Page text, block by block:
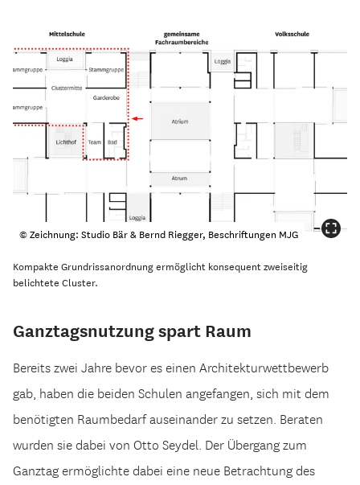
© Zeichnung: Studio Bär & Bernd Riegger, Beschriftungen MJG
Kompakte Grundrissanordnung ermöglicht konsequent zweiseitig
belichtete Cluster.
Ganztagsnutzung spart Raum
Bereits zwei Jahre bevor es einen Architekturwettbewerb
gab, haben die beiden Schulen angefangen, sich mit dem
benötigten Raumbedarf auseinander zu setzen. Beraten
wurden sie dabei von Otto Seydel. Der Übergang zum
Ganztag ermöglichte dabei eine neue Betrachtung des